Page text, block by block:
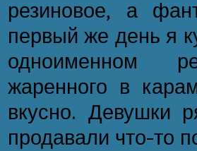
резиновое, а
первый же день я
одноименном
жаренного в
вкусно. Девушки
продавали что-то